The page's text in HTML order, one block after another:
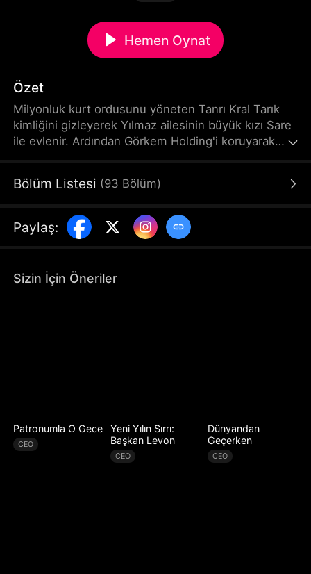
Hemen Oynat
Özet
Milyonluk kurt ordusunu yöneten Tanrı Kral Tarık
kimliğini gizleyerek Yılmaz ailesinin büyük kızı Sare
ile evlenir. Ardından Görkem Holding'i koruyarak
Bölüm Listesi (93 Bölüm)
Paylaş:
Sizin İçin Öneriler
Patronumla O Gece
CEO
Yeni Yılın Sırrı:
Başkan Levon
CEO
Dünyandan
Geçerken
CEO